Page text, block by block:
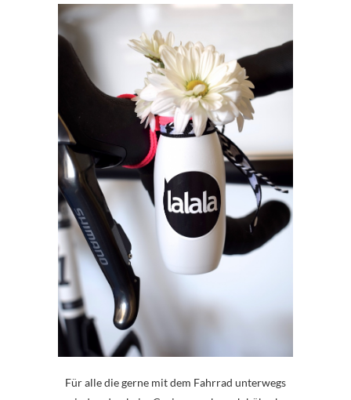
Für alle die gerne mit dem Fahrrad unterwegs